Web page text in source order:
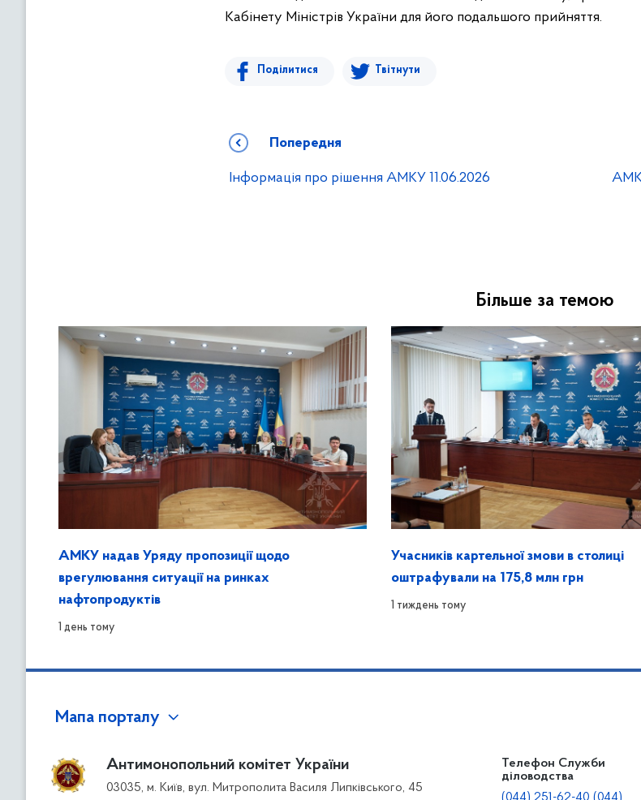
Кабінету Міністрів України для його подальшого прийняття.
Поділитися Твітнути
Попередня
Інформація про рішення АМКУ 11.06.2026
Більше за темою
АМКУ надав Уряду пропозиції щодо
врегулювання ситуації на ринках
нафтопродуктів
1 день тому
Учасників картельної змови в столиці
оштрафували на 175,8 млн грн
1 тиждень тому
Мапа порталу
Антимонопольний комітет України
03035, м. Київ, вул. Митрополита Василя Липківського, 45
Телефон Служби
діловодства